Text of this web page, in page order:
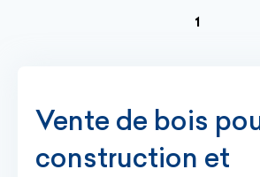
1
Vente de bois
construction et